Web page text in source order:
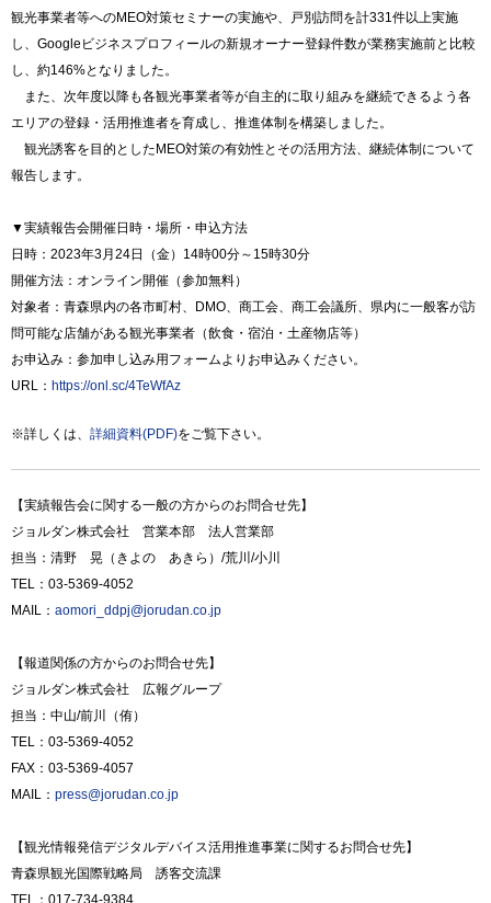
観光事業者等へのMEO対策セミナーの実施や、戸別訪問を計331件以上実施
し、Googleビジネスプロフィールの新規オーナー登録件数が業務実施前と比較
し、約146%となりました。
また、次年度以降も各観光事業者等が自主的に取り組みを継続できるよう各
エリアの登録・活用推進者を育成し、推進体制を構築しました。
観光誘客を目的としたMEO対策の有効性とその活用方法、継続体制について
報告します。
▼実績報告会開催日時・場所・申込方法
日時：2023年3月24日（金）14時00分～15時30分
開催方法：オンライン開催（参加無料）
対象者：青森県内の各市町村、DMO、商工会、商工会議所、県内に一般客が訪
問可能な店舗がある観光事業者（飲食・宿泊・土産物店等）
お申込み：参加申し込み用フォームよりお申込みください。
URL： https://onl.sc/4TeWfAz
※詳しくは、 詳細資料(PDF)をご覧下さい。
【実績報告会に関する一般の方からのお問合せ先】
ジョルダン株式会社 営業本部 法人営業部
担当：清野 晃（きよの あきら）/荒川/小川
TEL：03-5369-4052
MAIL： aomori_ddpj@jorudan.co.jp
【報道関係の方からのお問合せ先】
ジョルダン株式会社 広報グループ
担当：中山/前川（侑）
TEL：03-5369-4052
FAX：03-5369-4057
MAIL： press@jorudan.co.jp
【観光情報発信デジタルデバイス活用推進事業に関するお問合せ先】
青森県観光国際戦略局 誘客交流課
TEL：017-734-9384